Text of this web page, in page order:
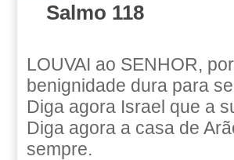
Salmo 118
LOUVAI ao SENHOR,
benignidade dura para
Diga agora Israel que a
Diga agora a casa de
sempre.